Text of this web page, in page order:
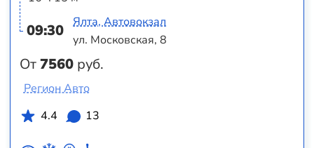
09:30
От7560 руб.
Ялта, Автовокзал
ул. Московская, 8
Регион Авто
4.4
13